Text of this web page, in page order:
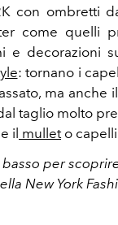
con ombretti
come quelli
e decorazioni
: tornano i
ma anche
taglio molto
il mulleto capelli
basso per
New York